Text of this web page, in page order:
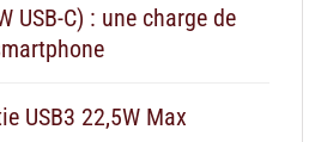
USB-C) : une charge de
USB3 22,5W Max